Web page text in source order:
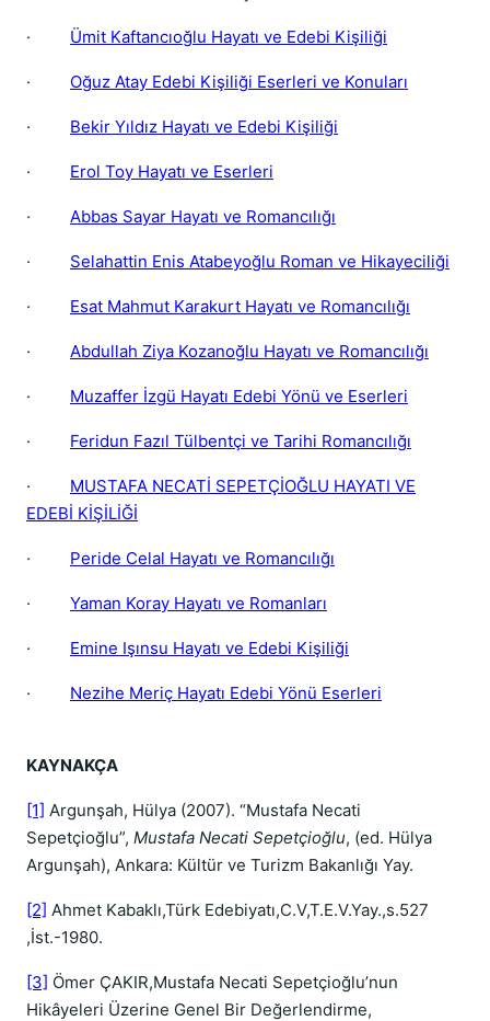
· Ümit Kaftancıoğlu Hayatı ve Edebi Kişiliği
· Oğuz Atay Edebi Kişiliği Eserleri ve Konuları
· Bekir Yıldız Hayatı ve Edebi Kişiliği
· Erol Toy Hayatı ve Eserleri
· Abbas Sayar Hayatı ve Romancılığı
· Selahattin Enis Atabeyoğlu Roman ve Hikayeciliği
· Esat Mahmut Karakurt Hayatı ve Romancılığı
· Abdullah Ziya Kozanoğlu Hayatı ve Romancılığı
· Muzaffer İzgü Hayatı Edebi Yönü ve Eserleri
· Feridun Fazıl Tülbentçi ve Tarihi Romancılığı
· MUSTAFA NECATİ SEPETÇİOĞLU HAYATI VE
EDEBİ KİŞİLİĞİ
· Peride Celal Hayatı ve Romancılığı
· Yaman Koray Hayatı ve Romanları
· Emine Işınsu Hayatı ve Edebi Kişiliği
· Nezihe Meriç Hayatı Edebi Yönü Eserleri
KAYNAKÇA
[1] Argunşah, Hülya (2007). “Mustafa Necati
Sepetçioğlu”, Mustafa Necati Sepetçioğlu, (ed. Hülya
Argunşah), Ankara: Kültür ve Turizm Bakanlığı Yay.
[2] Ahmet Kabaklı,Türk Edebiyatı,C.V,T.E.V.Yay.,s.527
,İst.-1980.
[3] Ömer ÇAKIR,Mustafa Necati Sepetçioğlu’nun
Hikâyeleri Üzerine Genel Bir Değerlendirme,